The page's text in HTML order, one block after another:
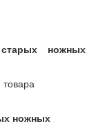
ножных
ножных